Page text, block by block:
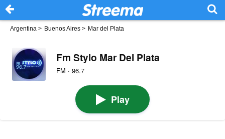
Argentina > Buenos Aires > Mar del Plata
Fm Stylo Mar Del Plata
FM · 96.7
Play